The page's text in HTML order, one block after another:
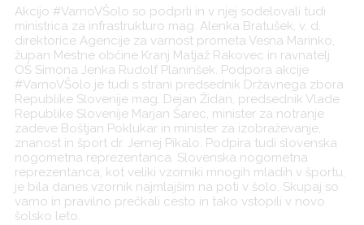
Akcijo #VarnoVŠolo so podprli in v njej sodelovali tudi
ministrica za infrastrukturo mag. Alenka Bratušek, v. d.
direktorice Agencije za varnost prometa Vesna Marinko,
župan Mestne občine Kranj Matjaž Rakovec in ravnatelj
OŠ Simona Jenka Rudolf Planinšek. Podpora akcije
#VarnoVŠolo je tudi s strani predsednik Državnega zbora
Republike Slovenije mag. Dejan Židan, predsednik Vlade
Republike Slovenije Marjan Šarec, minister za notranje
zadeve Boštjan Poklukar in minister za izobraževanje,
znanost in šport dr. Jernej Pikalo. Podpira tudi slovenska
nogometna reprezentanca. Slovenska nogometna
reprezentanca, kot veliki vzorniki mnogih mladih v športu,
je bila danes vzornik najmlajšim na poti v šolo. Skupaj so
varno in pravilno prečkali cesto in tako vstopili v novo
šolsko leto.